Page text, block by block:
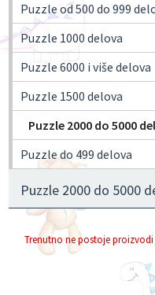
Puzzle od 500 do 999
Puzzle 1000 delova
Puzzle 6000 i više delova
Puzzle 1500 delova
Puzzle 2000 do 5000
Puzzle do 499 delova
Puzzle 2000 do 5000
Trenutno ne postoje